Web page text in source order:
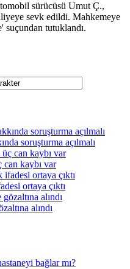
sürücüsü Umut Ç.,
sevk edildi. Mahkemeye
suçundan tutuklandı.
soruşturma açılmalı
kaybı var
ortaya çıktı
alındı
bağlar mı?